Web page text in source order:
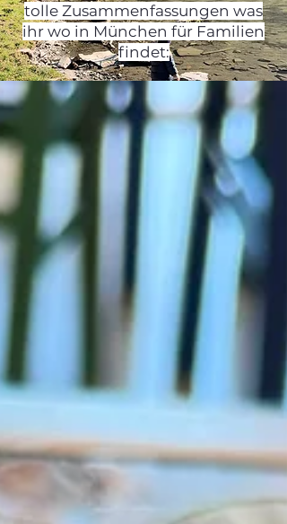
tolle Zusammenfassungen was
ihr wo in München für Familien
findet: